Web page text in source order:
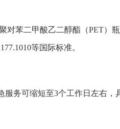
对苯二甲酸乙二醇酯（PET）
等国际标准。
服务可缩短至3个工作日左右，